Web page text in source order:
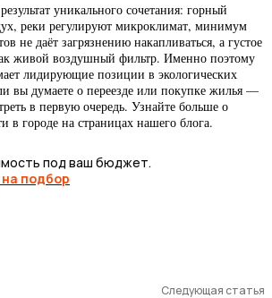
уникального сочетания: горный
реки регулируют микроклимат, минимум
не даёт загрязнению накапливаться, а густое
живой воздушный фильтр. Именно поэтому
лидирующие позиции в экологических
вы думаете о переезде или покупке жилья —
в первую очередь. Узнайте больше о
городе на страницах нашего блога.
под ваш бюджет.
подбор
Следующая статья